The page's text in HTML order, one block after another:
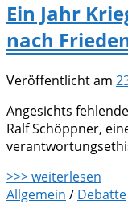
Ein Jahr
nach
Veröffentlicht am
Angesichts
Ralf Schöppner,
>>> weiterlesen
Allgemein / Debatte